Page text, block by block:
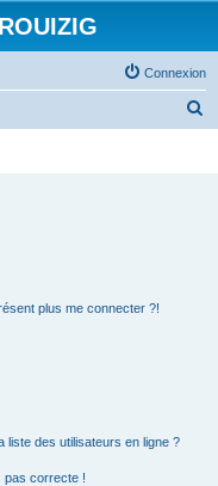
Connexion
plus me connecter ?!
liste des utilisateurs en ligne ?
pas correcte !